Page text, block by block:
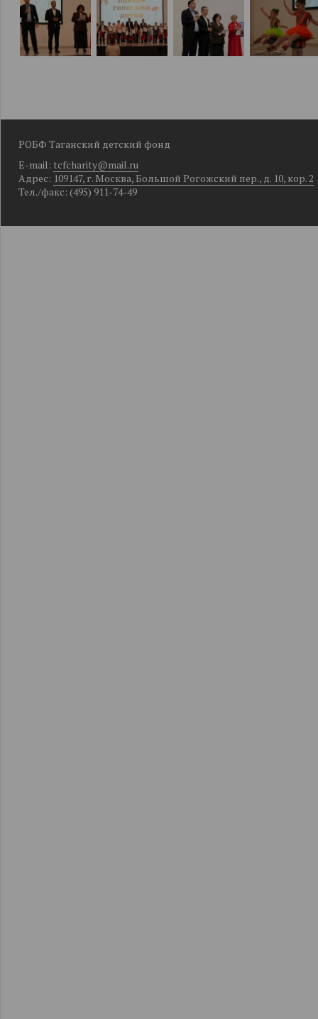
РОБФ Таганский детский фонд
E-mail: tcfcharity@mail.ru
Адрес: 109147, г. Москва, Большой Рогожский пер., д. 10, кор. 2
Тел./факс: (495) 911-74-49